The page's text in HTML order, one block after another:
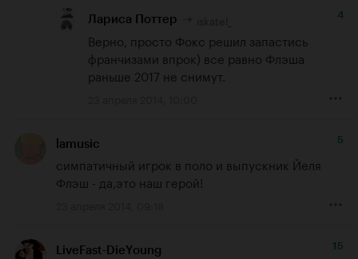
Лариса Поттер 4
Верно, просто Фокс решил запастись
франчизами впрок) все равно Флэша
раньше 2017 не снимут.
lamusic 5
симпатичный игрок в поло и выпускник Йеля
Флэш - да,это наш герой!
LiveFast-DieYoung 15